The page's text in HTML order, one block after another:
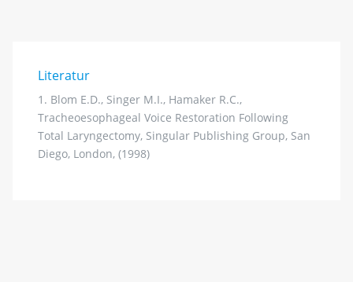
Literatur
1. Blom E.D., Singer M.I., Hamaker R.C.,
Tracheoesophageal Voice Restoration Following
Total Laryngectomy, Singular Publishing Group, San
Diego, London, (1998)